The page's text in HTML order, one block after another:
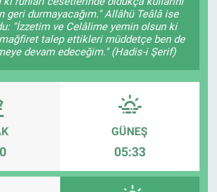
geri durmayacağım." Allâhü Teâlâ ise
"İzzetim ve Celâlime yemin olsun ki
talep ettikleri müddetçe ben de
devam edeceğim." (Hadis-i Şerif)
GÜNEŞ
05:33